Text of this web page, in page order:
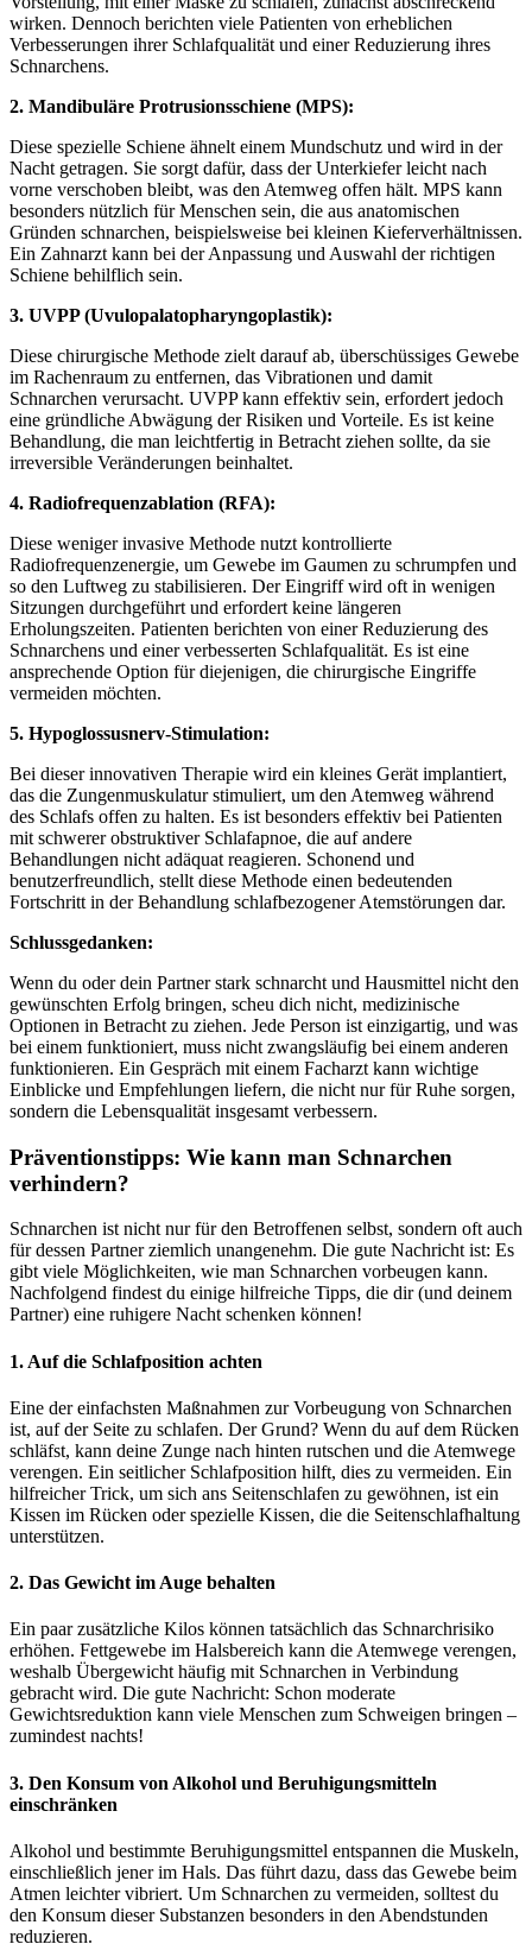
wirken. Dennoch berichten viele Patienten von erheblichen
Verbesserungen ihrer Schlafqualität und einer Reduzierung ihres
Schnarchens.
2. Mandibuläre Protrusionsschiene (MPS):
Diese spezielle Schiene ähnelt einem Mundschutz und wird in der
Nacht getragen. Sie sorgt dafür, dass der Unterkiefer leicht nach
vorne verschoben bleibt, was den Atemweg offen hält. MPS kann
besonders nützlich für Menschen sein, die aus anatomischen
Gründen schnarchen, beispielsweise bei kleinen Kieferverhältnissen.
Ein Zahnarzt kann bei der Anpassung und Auswahl der richtigen
Schiene behilflich sein.
3. UVPP (Uvulopalatopharyngoplastik):
Diese chirurgische Methode zielt darauf ab, überschüssiges Gewebe
im Rachenraum zu entfernen, das Vibrationen und damit
Schnarchen verursacht. UVPP kann effektiv sein, erfordert jedoch
eine gründliche Abwägung der Risiken und Vorteile. Es ist keine
Behandlung, die man leichtfertig in Betracht ziehen sollte, da sie
irreversible Veränderungen beinhaltet.
4. Radiofrequenzablation (RFA):
Diese weniger invasive Methode nutzt kontrollierte
Radiofrequenzenergie, um Gewebe im Gaumen zu schrumpfen und
so den Luftweg zu stabilisieren. Der Eingriff wird oft in wenigen
Sitzungen durchgeführt und erfordert keine längeren
Erholungszeiten. Patienten berichten von einer Reduzierung des
Schnarchens und einer verbesserten Schlafqualität. Es ist eine
ansprechende Option für diejenigen, die chirurgische Eingriffe
vermeiden möchten.
5. Hypoglossusnerv-Stimulation:
Bei dieser innovativen Therapie wird ein kleines Gerät implantiert,
das die Zungenmuskulatur stimuliert, um den Atemweg während
des Schlafs offen zu halten. Es ist besonders effektiv bei Patienten
mit schwerer obstruktiver Schlafapnoe, die auf andere
Behandlungen nicht adäquat reagieren. Schonend und
benutzerfreundlich, stellt diese Methode einen bedeutenden
Fortschritt in der Behandlung schlafbezogener Atemstörungen dar.
Schlussgedanken:
Wenn du oder dein Partner stark schnarcht und Hausmittel nicht den
gewünschten Erfolg bringen, scheu dich nicht, medizinische
Optionen in Betracht zu ziehen. Jede Person ist einzigartig, und was
bei einem funktioniert, muss nicht zwangsläufig bei einem anderen
funktionieren. Ein Gespräch mit einem Facharzt kann wichtige
Einblicke und Empfehlungen liefern, die nicht nur für Ruhe sorgen,
sondern die Lebensqualität insgesamt verbessern.
Präventionstipps: Wie kann man Schnarchen
verhindern?
Schnarchen ist nicht nur für den Betroffenen selbst, sondern oft auch
für dessen Partner ziemlich unangenehm. Die gute Nachricht ist: Es
gibt viele Möglichkeiten, wie man Schnarchen vorbeugen kann.
Nachfolgend findest du einige hilfreiche Tipps, die dir (und deinem
Partner) eine ruhigere Nacht schenken können!
1. Auf die Schlafposition achten
Eine der einfachsten Maßnahmen zur Vorbeugung von Schnarchen
ist, auf der Seite zu schlafen. Der Grund? Wenn du auf dem Rücken
schläfst, kann deine Zunge nach hinten rutschen und die Atemwege
verengen. Ein seitlicher Schlafposition hilft, dies zu vermeiden. Ein
hilfreicher Trick, um sich ans Seitenschlafen zu gewöhnen, ist ein
Kissen im Rücken oder spezielle Kissen, die die Seitenschlafhaltung
unterstützen.
2. Das Gewicht im Auge behalten
Ein paar zusätzliche Kilos können tatsächlich das Schnarchrisiko
erhöhen. Fettgewebe im Halsbereich kann die Atemwege verengen,
weshalb Übergewicht häufig mit Schnarchen in Verbindung
gebracht wird. Die gute Nachricht: Schon moderate
Gewichtsreduktion kann viele Menschen zum Schweigen bringen –
zumindest nachts!
3. Den Konsum von Alkohol und Beruhigungsmitteln
einschränken
Alkohol und bestimmte Beruhigungsmittel entspannen die Muskeln,
einschließlich jener im Hals. Das führt dazu, dass das Gewebe beim
Atmen leichter vibriert. Um Schnarchen zu vermeiden, solltest du
den Konsum dieser Substanzen besonders in den Abendstunden
reduzieren.